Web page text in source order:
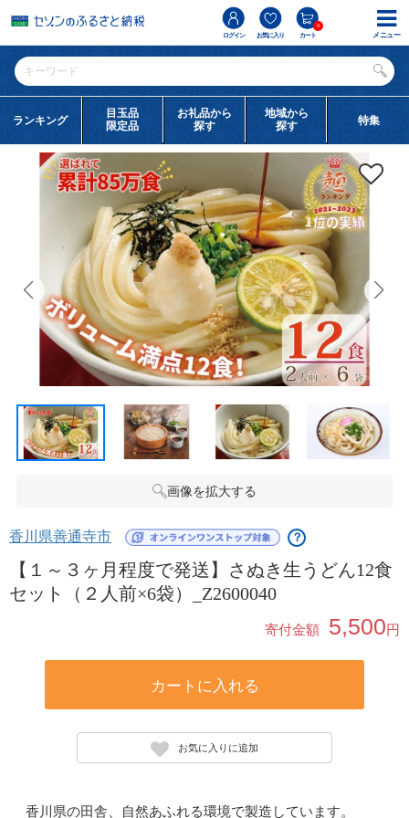
ログイン お気に入り カート
0
ランキング
目玉品
限定品
お礼品から
探す
地域から
探す
特集
画像を拡大する
香川県善通寺市 ？
【１～３ヶ月程度で発送】さぬき生うどん12食
セット（２人前×6袋）_Z2600040
寄付金額 5,500円
カートに入れる
お気に入りに追加
香川県の田舎、自然あふれる環境で製造しています。
メニュー